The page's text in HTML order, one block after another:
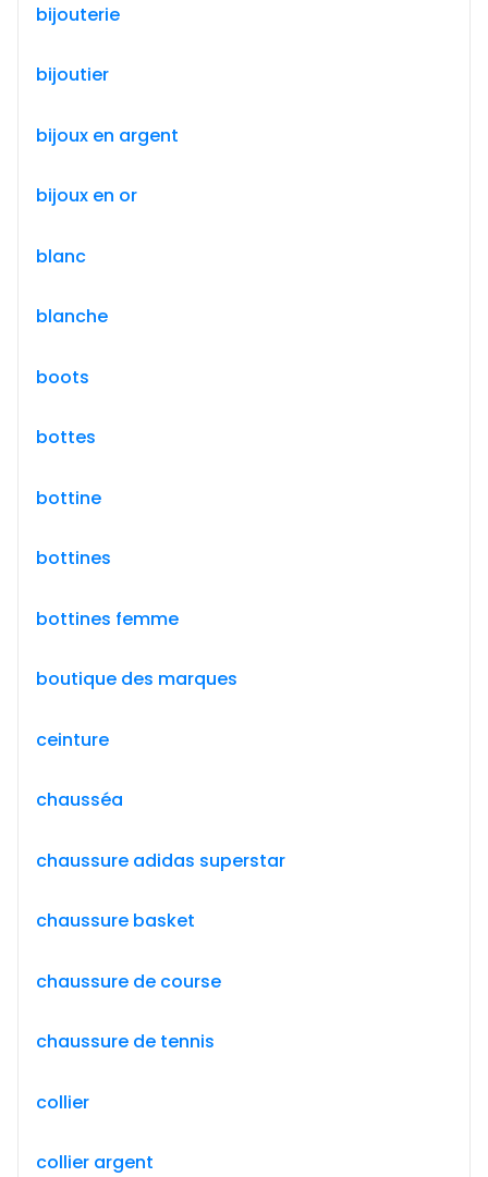
bijouterie
bijoutier
bijoux en argent
bijoux en or
blanc
blanche
boots
bottes
bottine
bottines
bottines femme
boutique des marques
ceinture
chausséa
chaussure adidas superstar
chaussure basket
chaussure de course
chaussure de tennis
collier
collier argent